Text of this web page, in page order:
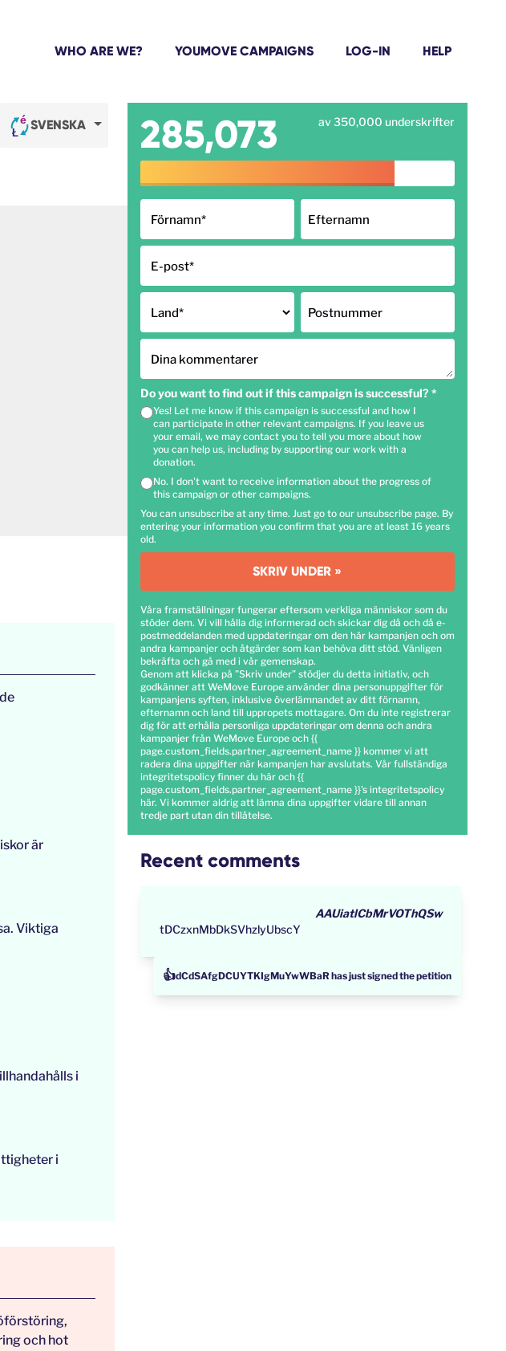
WHO ARE WE? YOUMOVE CAMPAIGNS LOG-IN HELP
SVENSKA
är
Viktiga
i
i
och hot
285,073 av 350,000 underskrifter
Förnamn* Efternamn
E-post*
Land* Postnummer
Dina kommentarer
Do you want to find out if this campaign is successful? *
Yes! Let me know if this campaign is successful and how I
can participate in other relevant campaigns. If you leave us
your email, we may contact you to tell you more about how
you can help us, including by supporting our work with a
donation.
No. I don't want to receive information about the progress of
this campaign or other campaigns.
You can unsubscribe at any time. Just go to our unsubscribe page. By
entering your information you confirm that you are at least 16 years
old.
SKRIV UNDER »
Våra framställningar fungerar eftersom verkliga människor som du
stöder dem. Vi vill hålla dig informerad och skickar dig då och då e-
postmeddelanden med uppdateringar om den här kampanjen och om
andra kampanjer och åtgärder som kan behöva ditt stöd. Vänligen
bekräfta och gå med i vår gemenskap.
Genom att klicka på ”Skriv under” stödjer du detta initiativ, och
godkänner att WeMove Europe använder dina personuppgifter för
kampanjens syften, inklusive överlämnandet av ditt förnamn,
efternamn och land till uppropets mottagare. Om du inte registrerar
dig för att erhålla personliga uppdateringar om denna och andra
kampanjer från WeMove Europe och {{
page.custom_fields.partner_agreement_name }} kommer vi att
radera dina uppgifter när kampanjen har avslutats. Vår fullständiga
integritetspolicy finner du häroch {{
page.custom_fields.partner_agreement_name }}'s integritetspolicy
här. Vi kommer aldrig att lämna dina uppgifter vidare till annan
tredje part utan din tillåtelse.
Recent comments
AAUiatlCbMrVOThQSw
tDCzxnMbDkSVhzlyUbscY
👍dCdSAfgDCUYTKIgMuYwWBaR has just signed the petition